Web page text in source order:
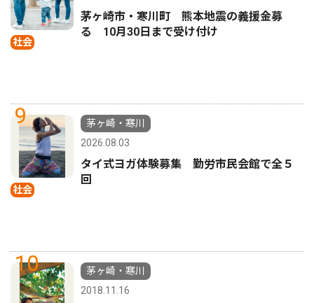
社会
茅ヶ崎市・寒川町 熊本地震の義援金募
る 10月30日まで受け付け
9
社会
茅ヶ崎・寒川
2026.08.03
タイ式ヨガ体験募集 勤労市民会館で全５
回
10
茅ヶ崎・寒川
2018.11.16